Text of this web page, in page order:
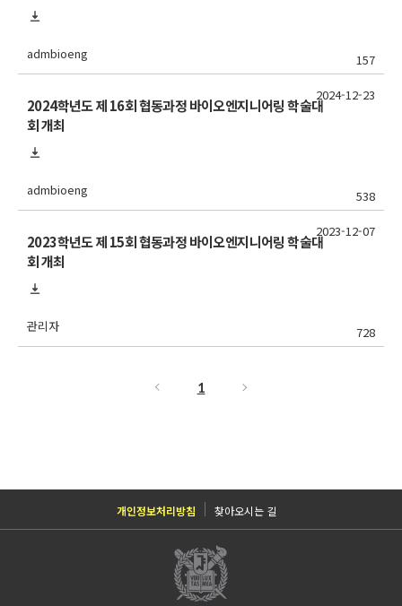
admbioeng 157
2024학년도 제 16회 협동과정 바이오엔지니어링 학술대
회 개최
admbioeng 538
2024-12-23
2023학년도 제 15회 협동과정 바이오엔지니어링 학술대
회 개최
관리자 728
2023-12-07
1
개인정보처리방침 찾아오시는 길